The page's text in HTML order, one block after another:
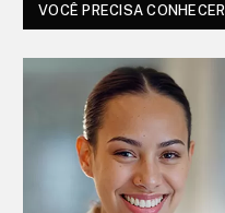
VOCÊ PRECISA CONHECER